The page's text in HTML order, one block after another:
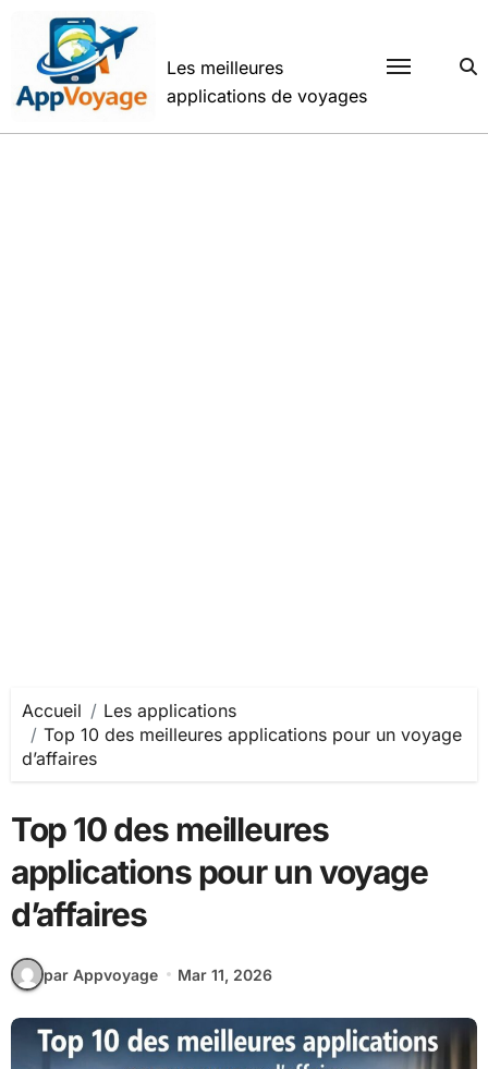
contenu
Les meilleures
applications de voyages
Accueil
Les applications
Top 10 des meilleures applications pour un voyage
d’affaires
Top 10 des meilleures
applications pour un voyage
d’affaires
par Appvoyage Mar 11, 2026